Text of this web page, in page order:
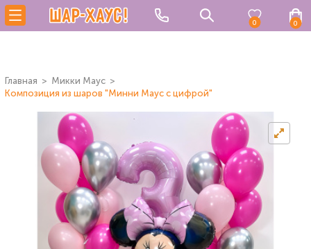
0 0
Главная
Микки Маус
Композиция из шаров "Минни Маус с цифрой"